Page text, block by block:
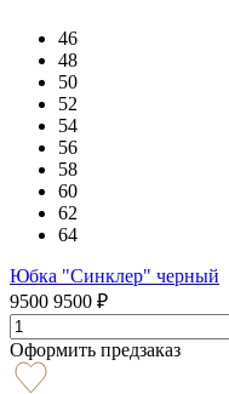
46
48
50
52
54
56
58
60
62
64
Юбка "Синклер" черный
9500 9500 ₽
Оформить предзаказ